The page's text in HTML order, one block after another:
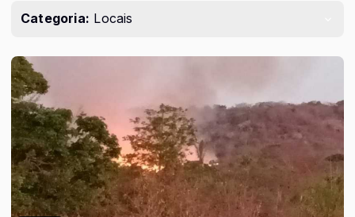
Categoria: Locais